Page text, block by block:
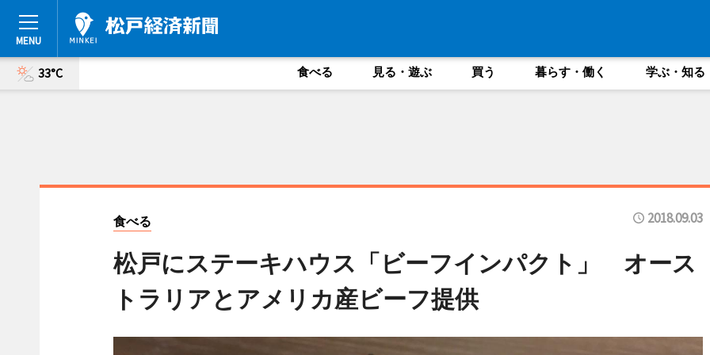
33°C 食べる 見る・遊ぶ 買う 暮らす・働く 学ぶ・知る
食べる 2018.09.03
松戸にステーキハウス「ビーフインパクト」 オース
トラリアとアメリカ産ビーフ提供